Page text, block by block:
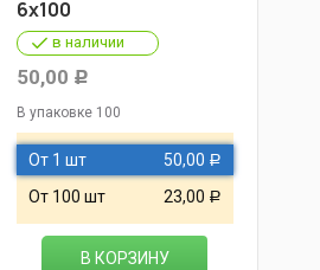
6х100
в наличии
50,00 Р
В упаковке 100
От 1 шт 50,00 Р
От 100 шт 23,00 Р
В КОРЗИНУ